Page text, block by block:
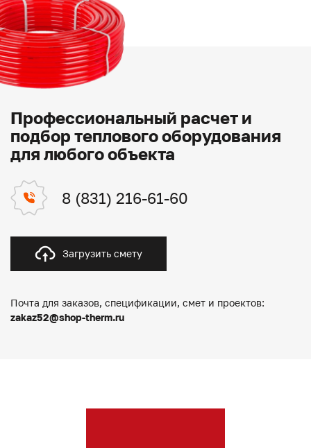
Профессиональный расчет и
подбор теплового оборудования
для любого объекта
8 (831) 216-61-60
Загрузить смету
Почта для заказов, спецификации, смет и проектов:
zakaz52@shop-therm.ru